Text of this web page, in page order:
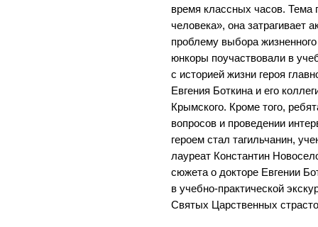
время классных часов. Тема
человека», она затрагивает
проблему выбора
юнкоры поучаствовали в
с историей жизни героя
Евгения Боткина и его
Крымского. Кроме того,
вопросов и проведении
героем стал тагильчанин,
лауреат Константин
сюжета о докторе Евгении
в учебно-практической
Святых Царственных